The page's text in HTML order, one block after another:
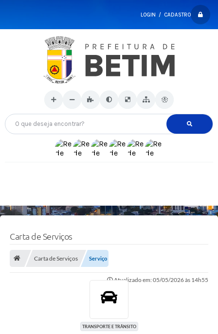
LOGIN / CADASTRO
O que deseja encontrar?
Carta de Serviços
Carta de Serviços Serviço
Atualizado em: 05/05/2026 às 14h55
TRANSPORTE E TRÂNSITO